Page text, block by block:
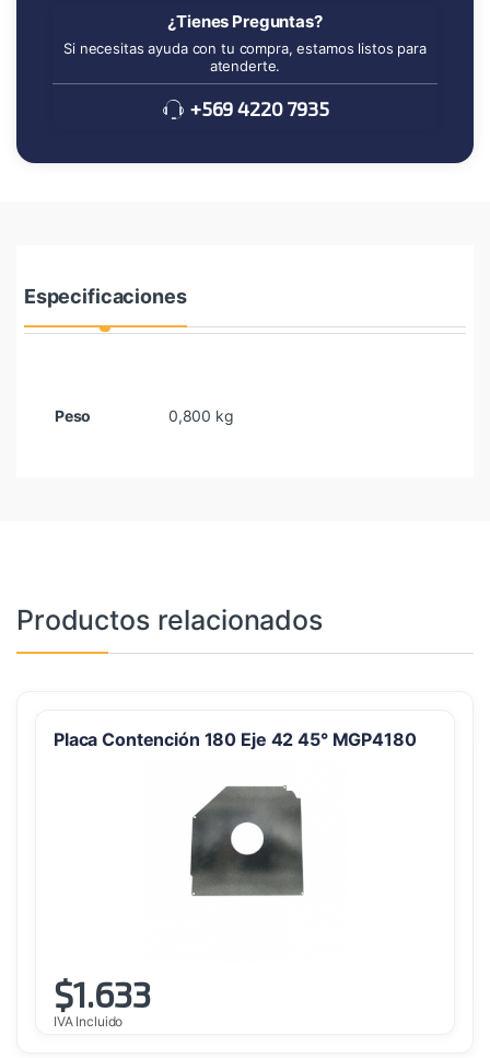
¿Tienes Preguntas?
Si necesitas ayuda con tu compra, estamos listos para
atenderte.
+569 4220 7935
Especificaciones
Peso 0,800 kg
Productos relacionados
Placa Contención 180 Eje 42 45° MGP4180
$1.633
IVA Incluido